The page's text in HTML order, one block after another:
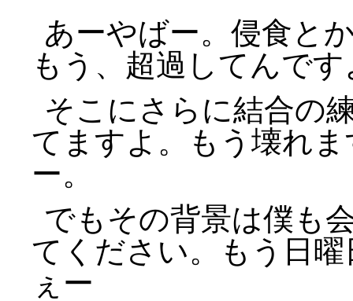
あーやばー。侵食と
もう、超過してんで
そこにさらに結合の
てますよ。もう壊れ
ー。
でもその背景は僕も
てください。もう日
ぇー